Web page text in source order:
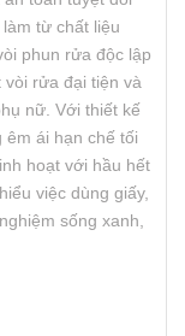
từ chất liệu
phun rửa độc lập
rửa đại tiện và
nữ. Với thiết kế
ái hạn chế tối
hoạt với hầu hết
việc dùng giấy,
sống xanh,